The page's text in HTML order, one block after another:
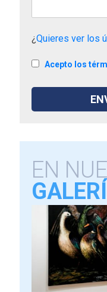
¿Quieres ver los
Acepto los
EN